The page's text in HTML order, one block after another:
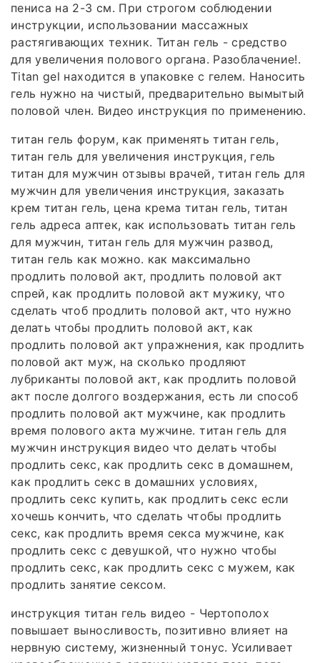
пениса на 2-3 см. При строгом соблюдении
инструкции, использовании массажных
растягивающих техник. Титан гель - средство
для увеличения полового органа. Разоблачение!.
Titan gel находится в упаковке с гелем. Наносить
гель нужно на чистый, предварительно вымытый
половой член. Видео инструкция по применению.
титан гель форум, как применять титан гель,
титан гель для увеличения инструкция, гель
титан для мужчин отзывы врачей, титан гель для
мужчин для увеличения инструкция, заказать
крем титан гель, цена крема титан гель, титан
гель адреса аптек, как использовать титан гель
для мужчин, титан гель для мужчин развод,
титан гель как можно. как максимально
продлить половой акт, продлить половой акт
спрей, как продлить половой акт мужику, что
сделать чтоб продлить половой акт, что нужно
делать чтобы продлить половой акт, как
продлить половой акт упражнения, как продлить
половой акт муж, на сколько продляют
лубриканты половой акт, как продлить половой
акт после долгого воздержания, есть ли способ
продлить половой акт мужчине, как продлить
время полового акта мужчине. титан гель для
мужчин инструкция видео что делать чтобы
продлить секс, как продлить секс в домашнем,
как продлить секс в домашних условиях,
продлить секс купить, как продлить секс если
хочешь кончить, что сделать чтобы продлить
секс, как продлить время секса мужчине, как
продлить секс с девушкой, что нужно чтобы
продлить секс, как продлить секс с мужем, как
продлить занятие сексом.
инструкция титан гель видео - Чертополох
повышает выносливость, позитивно влияет на
нервную систему, жизненный тонус. Усиливает